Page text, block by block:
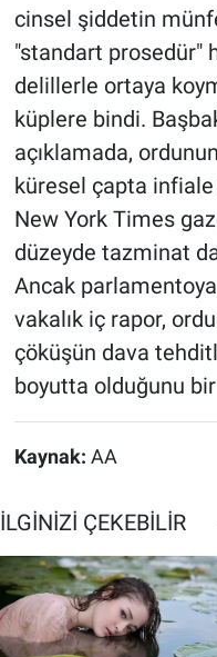
cinsel şiddetin
"standart prosedür"
delillerle ortaya
küplere bindi.
açıklamada,
küresel çapta infiale
New York Times
düzeyde tazminat
Ancak
vakalık iç rapor,
çöküşün dava
boyutta olduğunu
Kaynak: AA